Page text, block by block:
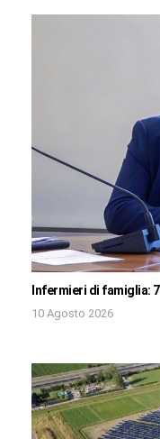
Infermieri di famiglia:
10 Agosto 2026